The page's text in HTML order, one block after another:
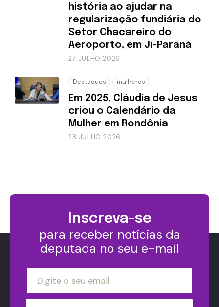
história ao ajudar na
regularização fundiária do
Setor Chacareiro do
Aeroporto, em Ji-Paraná
27 JULHO 2026
Destaques mulheres
Em 2025, Cláudia de Jesus
criou o Calendário da
Mulher em Rondônia
28 JULHO 2026
Inscreva-se
para receber notícias da
deputada no seu e-mail